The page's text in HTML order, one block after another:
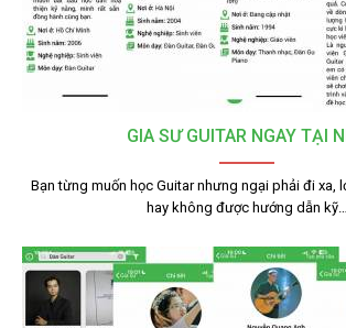
GIA SƯ GUITAR NGAY TẠI
Bạn từng muốn học Guitar nhưng ngại phải đi xa,
hay không được hướng dẫn kỹ…